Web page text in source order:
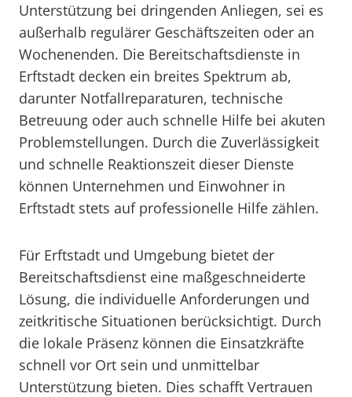
Unterstützung bei dringenden Anliegen, sei es
außerhalb regulärer Geschäftszeiten oder an
Wochenenden. Die Bereitschaftsdienste in
Erftstadt decken ein breites Spektrum ab,
darunter Notfallreparaturen, technische
Betreuung oder auch schnelle Hilfe bei akuten
Problemstellungen. Durch die Zuverlässigkeit
und schnelle Reaktionszeit dieser Dienste
können Unternehmen und Einwohner in
Erftstadt stets auf professionelle Hilfe zählen.
Für Erftstadt und Umgebung bietet der
Bereitschaftsdienst eine maßgeschneiderte
Lösung, die individuelle Anforderungen und
zeitkritische Situationen berücksichtigt. Durch
die lokale Präsenz können die Einsatzkräfte
schnell vor Ort sein und unmittelbar
Unterstützung bieten. Dies schafft Vertrauen